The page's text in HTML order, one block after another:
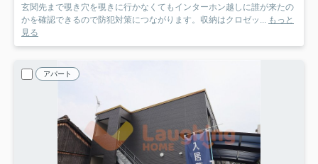
玄関先まで覗き穴を覗きに行かなくてもインターホン越しに誰が来たの
かを確認できるので防犯対策につながります。収納はクロゼッ... もっと
見る
アパート